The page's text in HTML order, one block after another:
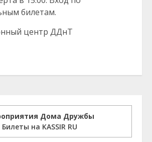
билетам.
центр ДДнТ
Дома Дружбы
Билеты на KASSIR RU